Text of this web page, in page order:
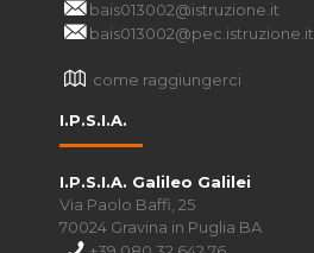
bais013002@istruzione.it
bais013002@pec.istruzione.it
come raggiungerci
I.P.S.I.A.
I.P.S.I.A. Galileo Galilei
Via Paolo Baffi, 25
70024 Gravina in Puglia BA